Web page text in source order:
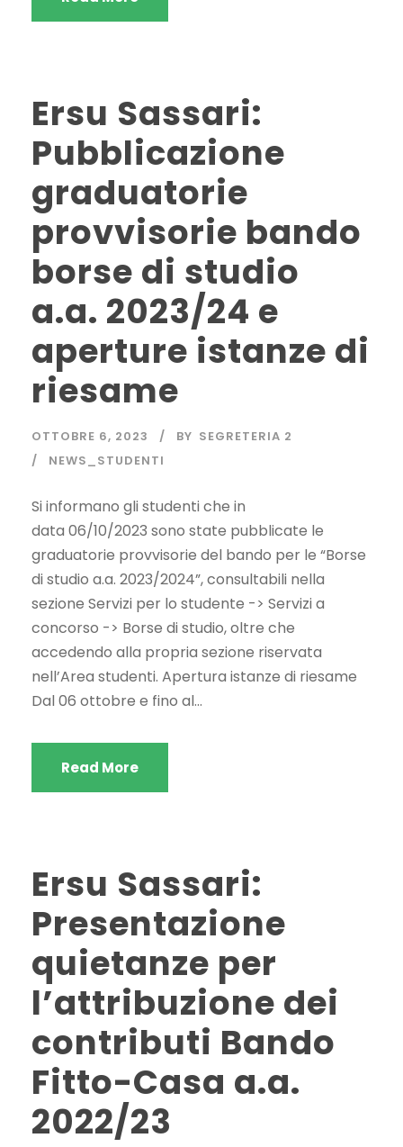
Ersu Sassari:
Pubblicazione
graduatorie
provvisorie bando
borse di studio
a.a. 2023/24 e
aperture istanze di
riesame
OTTOBRE 6, 2023 BY SEGRETERIA 2
NEWS_STUDENTI
Si informano gli studenti che in
data 06/10/2023 sono state pubblicate le
graduatorie provvisorie del bando per le “Borse
di studio a.a. 2023/2024”, consultabili nella
sezione Servizi per lo studente -> Servizi a
concorso -> Borse di studio, oltre che
accedendo alla propria sezione riservata
nell’Area studenti. Apertura istanze di riesame
Dal 06 ottobre e fino al...
Read More
Ersu Sassari:
Presentazione
quietanze per
l’attribuzione dei
contributi Bando
Fitto-Casa a.a.
2022/23